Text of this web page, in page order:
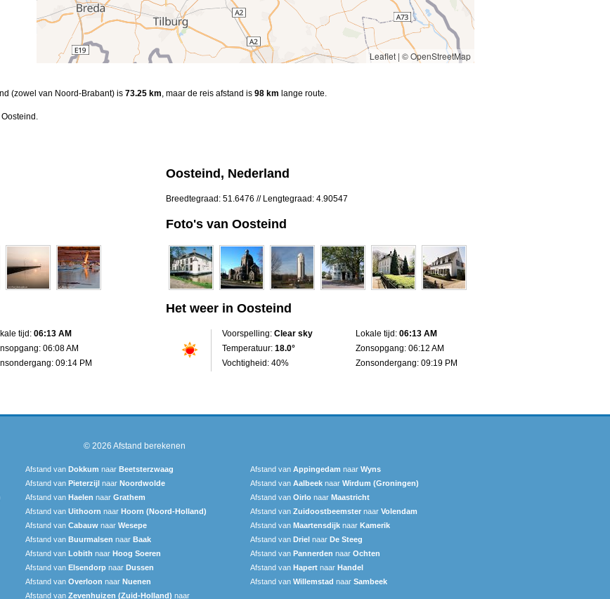
Leaflet | © OpenStreetMap
(zowel van Noord-Brabant) is 73.25 km, maar de reis afstand is 98 km lange route.
tijd: 06:13 AM
06:08 AM
09:14 PM
Oosteind, Nederland
Breedtegraad: 51.6476 // Lengtegraad: 4.90547
Foto's van Oosteind
Het weer in Oosteind
Voorspelling: Clear sky
Temperatuur: 18.0°
Vochtigheid: 40%
Lokale tijd: 06:13 AM
Zonsopgang: 06:12 AM
Zonsondergang: 09:19 PM
© 2026 Afstand berekenen
Afstand van Dokkum naar Beetsterzwaag Afstand van Appingedam naar Wyns
Afstand van Pieterzijl naar Noordwolde Afstand van Aalbeek naar Wirdum (Groningen)
Afstand van Haelen naar Grathem Afstand van Oirlo naar Maastricht
Afstand van Uithoorn naar Hoorn (Noord-Holland) Afstand van Zuidoostbeemster naar Volendam
Afstand van Cabauw naar Wesepe Afstand van Maartensdijk naar Kamerik
Afstand van Buurmalsen naar Baak Afstand van Driel naar De Steeg
Afstand van Lobith naar Hoog Soeren Afstand van Pannerden naar Ochten
Afstand van Elsendorp naar Dussen Afstand van Hapert naar Handel
Afstand van Overloon naar Nuenen Afstand van Willemstad naar Sambeek
Afstand van Zevenhuizen (Zuid-Holland) naar